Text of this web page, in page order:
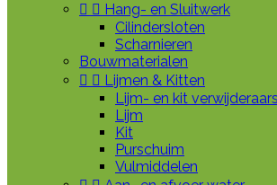
  Hang- en Sluitwerk
Cilindersloten
Scharnieren
Bouwmaterialen
  Lijmen & Kitten
Lijm- en kit verwijderaars
Lijm
Kit
Purschuim
Vulmiddelen